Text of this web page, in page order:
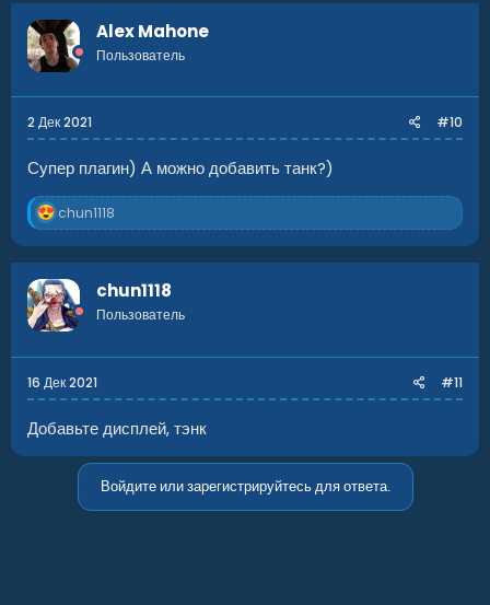
Alex Mahone
Пользователь
2 Дек 2021 #10
Супер плагин) А можно добавить танк?)
Р
е
а
к
ц
и
и
:
chun1118
chun1118
Пользователь
16 Дек 2021 #11
Добавьте дисплей, тэнк
Войдите или зарегистрируйтесь для ответа.